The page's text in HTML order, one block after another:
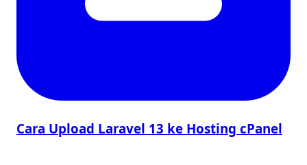
Cara Upload Laravel 13 ke Hosting cPanel